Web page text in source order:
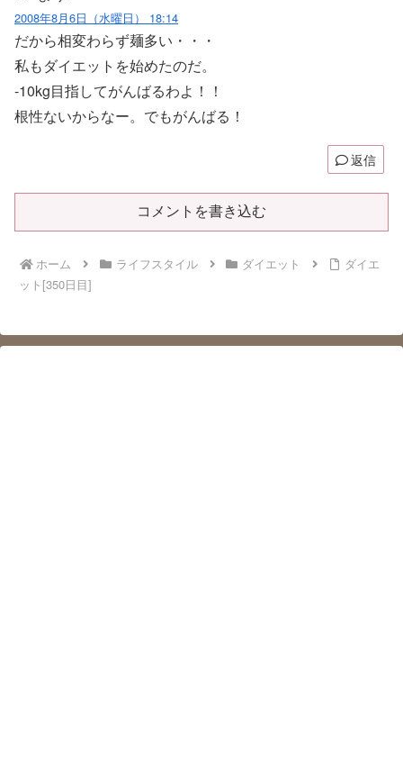
2008年8月6日（水曜日） 18:14
だから相変わらず麺多い・・・
私もダイエットを始めたのだ。
-10kg目指してがんばるわよ！！
根性ないからなー。でもがんばる！
返信
コメントを書き込む
ホーム ライフスタイル ダイエット
ダイエ
ット[350日目]